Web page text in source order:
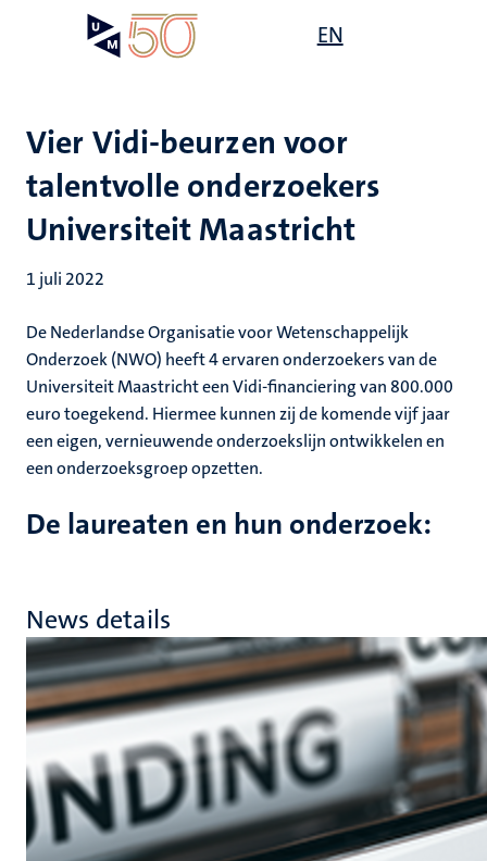
gaan
EN
Vier Vidi-beurzen voor
talentvolle onderzoekers
Universiteit Maastricht
1 juli 2022
De Nederlandse Organisatie voor Wetenschappelijk
Onderzoek (NWO) heeft 4 ervaren onderzoekers van de
Universiteit Maastricht een Vidi-financiering van 800.000
euro toegekend. Hiermee kunnen zij de komende vijf jaar
een eigen, vernieuwende onderzoekslijn ontwikkelen en
een onderzoeksgroep opzetten.
De laureaten en hun onderzoek:
News details